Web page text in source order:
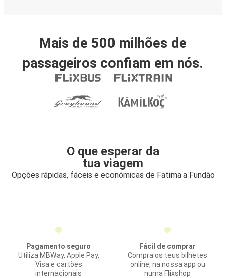
Mais de 500 milhões de
passageiros confiam em nós.
O que esperar da
tua viagem
Opções rápidas, fáceis e económicas de Fatima a Fundão
Pagamento seguro
Utiliza MBWay, Apple Pay,
Visa e cartões
internacionais
Fácil de comprar
Compra os teus bilhetes
online, na nossa app ou
numa Flixshop